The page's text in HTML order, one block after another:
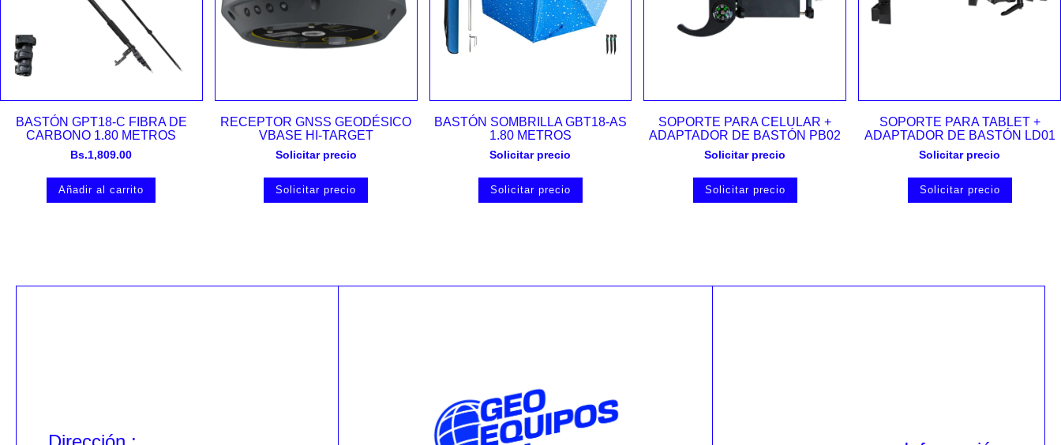
Vista rápida
BASTÓN GPT18-C FIBRA DE
CARBONO 1.80 METROS
Bs.1,809.00
Añadir al carrito
Vista rápida
RECEPTOR GNSS GEODÉSICO
VBASE HI-TARGET
Solicitar precio
Solicitar precio
Vista rápida
BASTÓN SOMBRILLA GBT18-AS
1.80 METROS
Solicitar precio
Solicitar precio
Vista rápida
SOPORTE PARA CELULAR +
ADAPTADOR DE BASTÓN PB02
Solicitar precio
Solicitar precio
Vista rápida
SOPORTE PARA TABLET +
ADAPTADOR DE BASTÓN LD01
Solicitar precio
Solicitar precio